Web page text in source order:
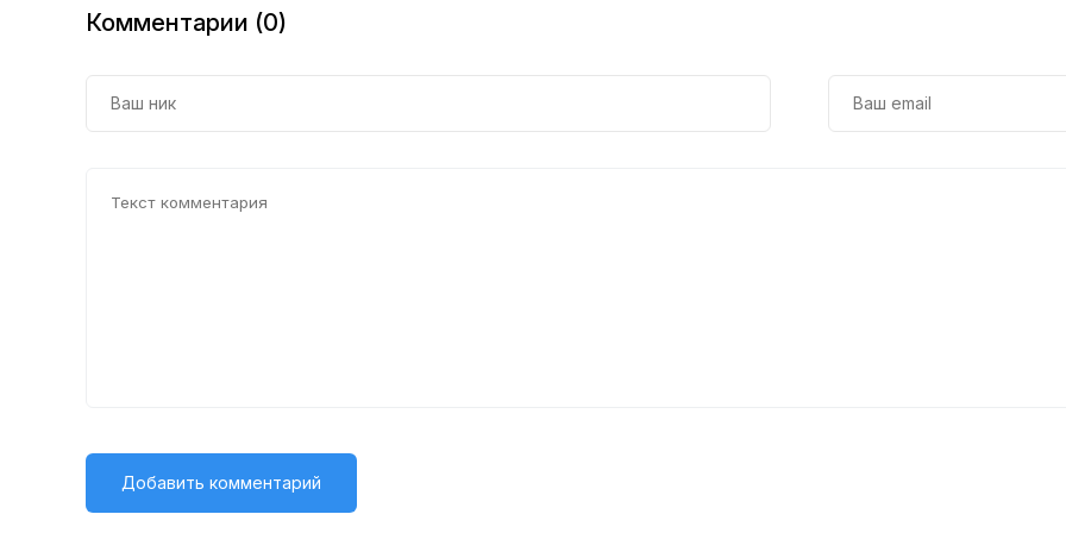
Комментарии (0)